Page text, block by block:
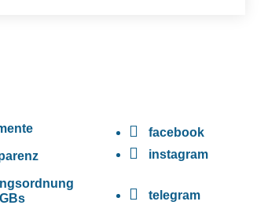
 facebook
 instagram
 telegram